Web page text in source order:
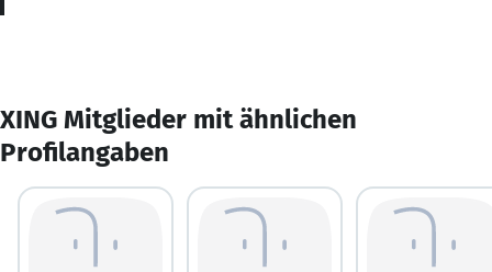
XING Mitglieder mit ähnlichen
Profilangaben